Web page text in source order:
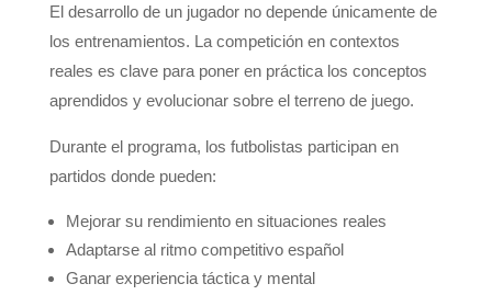
El desarrollo de un jugador no depende únicamente de
los entrenamientos. La competición en contextos
reales es clave para poner en práctica los conceptos
aprendidos y evolucionar sobre el terreno de juego.
Durante el programa, los futbolistas participan en
partidos donde pueden:
Mejorar su rendimiento en situaciones reales
Adaptarse al ritmo competitivo español
Ganar experiencia táctica y mental